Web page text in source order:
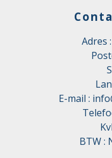
Adres
E-mail :
BTW :